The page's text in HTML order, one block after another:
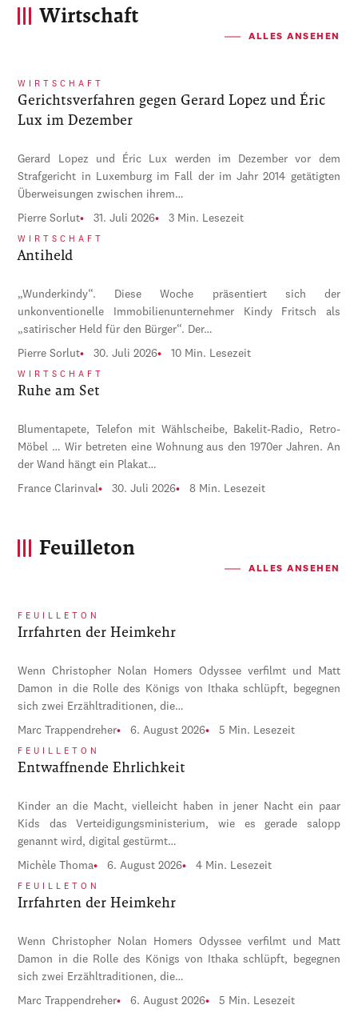
Wirtschaft
ALLES ANSEHEN
WIRTSCHAFT
Gerichtsverfahren gegen Gerard Lopez und Éric
Lux im Dezember
Gerard Lopez und Éric Lux werden im Dezember vor dem
Strafgericht in Luxemburg im Fall der im Jahr 2014 getätigten
Überweisungen zwischen ihrem…
Pierre Sorlut 31. Juli 2026 3 Min. Lesezeit
WIRTSCHAFT
Antiheld
„Wunderkindy“. Diese Woche präsentiert sich der
unkonventionelle Immobilienunternehmer Kindy Fritsch als
„satirischer Held für den Bürger“. Der…
Pierre Sorlut 30. Juli 2026 10 Min. Lesezeit
WIRTSCHAFT
Ruhe am Set
Blumentapete, Telefon mit Wählscheibe, Bakelit-Radio, Retro-
Möbel … Wir betreten eine Wohnung aus den 1970er Jahren. An
der Wand hängt ein Plakat…
France Clarinval 30. Juli 2026 8 Min. Lesezeit
Feuilleton
ALLES ANSEHEN
FEUILLETON
Irrfahrten der Heimkehr
Wenn Christopher Nolan Homers Odyssee verfilmt und Matt
Damon in die Rolle des Königs von Ithaka schlüpft, begegnen
sich zwei Erzähltraditionen, die…
Marc Trappendreher 6. August 2026 5 Min. Lesezeit
FEUILLETON
Entwaffnende Ehrlichkeit
Kinder an die Macht, vielleicht haben in jener Nacht ein paar
Kids das Verteidigungsministerium, wie es gerade salopp
genannt wird, digital gestürmt…
Michèle Thoma 6. August 2026 4 Min. Lesezeit
FEUILLETON
Irrfahrten der Heimkehr
Wenn Christopher Nolan Homers Odyssee verfilmt und Matt
Damon in die Rolle des Königs von Ithaka schlüpft, begegnen
sich zwei Erzähltraditionen, die…
Marc Trappendreher 6. August 2026 5 Min. Lesezeit